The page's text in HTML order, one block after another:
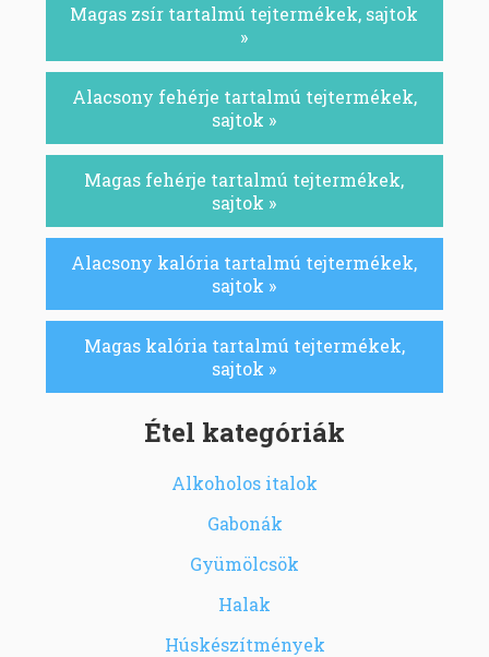
Magas zsír tartalmú tejtermékek, sajtok
»
Alacsony fehérje tartalmú tejtermékek,
sajtok »
Magas fehérje tartalmú tejtermékek,
sajtok »
Alacsony kalória tartalmú tejtermékek,
sajtok »
Magas kalória tartalmú tejtermékek,
sajtok »
Étel kategóriák
Alkoholos italok
Gabonák
Gyümölcsök
Halak
Húskészítmények